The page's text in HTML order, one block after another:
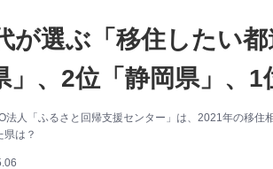
が選ぶ「移住したい
」、2位「静岡県」、1
法人「ふるさと回帰支援センター」は、2021年の移住
県は？